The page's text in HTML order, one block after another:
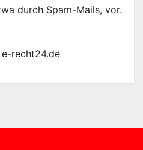
durch Spam-Mails, vor.
recht24.de